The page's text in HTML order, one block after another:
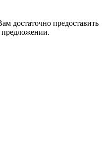
достаточно предоставить